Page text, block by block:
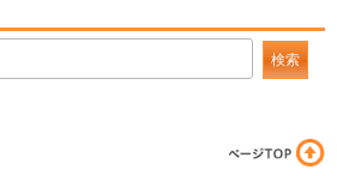
検索